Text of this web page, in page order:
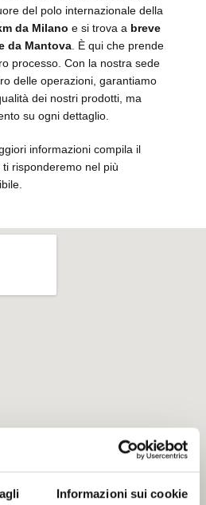
Informazioni sui cookie
del polo internazionale della
da Milano e si trova a breve
da Mantova . È qui che prende
processo. Con la nostra sede
delle operazioni, garantiamo
dei nostri prodotti, ma
su ogni dettaglio.
informazioni compila il
risponderemo nel più